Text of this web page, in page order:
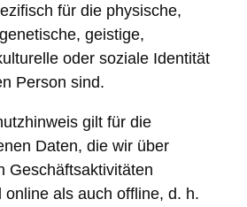
für die physische,
geistige,
oder soziale Identität
Person sind.
gilt für die
Daten, die wir über
Geschäftsaktivitäten
online als auch offline, d. h.